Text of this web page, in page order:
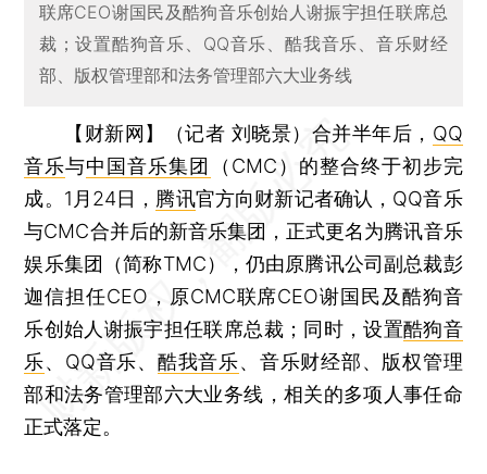
联席CEO谢国民及酷狗音乐创始人谢振宇担任联席总
裁；设置酷狗音乐、QQ音乐、酷我音乐、音乐财经
部、版权管理部和法务管理部六大业务线
【财新网】（记者 刘晓景） 合并半年后， QQ
音乐与中国音乐集团
（CMC）的整合终于初步完
成。1月24日， 腾讯官方向财新记者确认，QQ音乐
与CMC合并后的新音乐集团，正式更名为腾讯音乐
娱乐集团（简称TMC），仍由原腾讯公司副总裁彭
迦信担任CEO，原CMC联席CEO谢国民及酷狗音
乐创始人谢振宇担任联席总裁；同时，设置酷狗音
乐、QQ音乐、 酷我音乐、音乐财经部、版权管理
部和法务管理部六大业务线，相关的多项人事任命
正式落定。